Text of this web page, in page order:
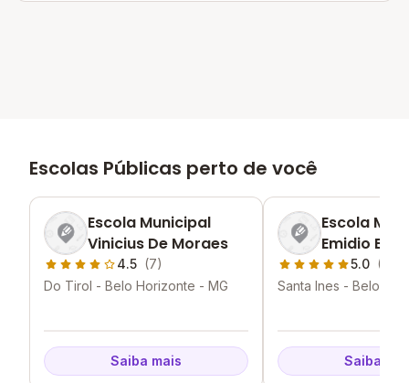
Escolas Públicas perto de você
Escola Municipal
Vinicius De Moraes
4.5 (7)
Do Tirol - Belo Horizonte - MG
Saiba mais
Escola
Emidio
5.0 (6)
Santa Ines - Belo
Saiba